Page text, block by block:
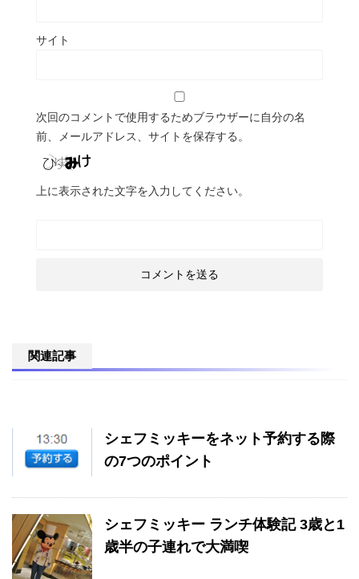
サイト
次回のコメントで使用するためブラウザーに自分の名
前、メールアドレス、サイトを保存する。
上に表示された文字を入力してください。
関連記事
シェフミッキーをネット予約する際
の7つのポイント
シェフミッキー ランチ体験記 3歳と1
歳半の子連れで大満喫